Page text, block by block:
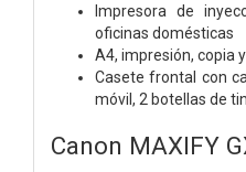
Impresora de
oficinas domésticas
A4, impresión, copia
Casete frontal con
móvil, 2 botellas de
Canon MAXIFY